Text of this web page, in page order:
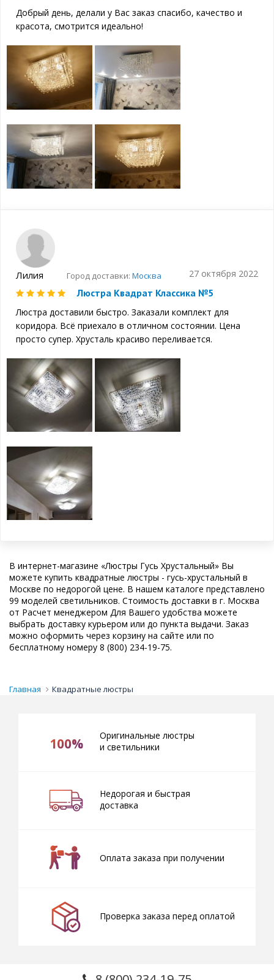
Добрый день, делали у Вас заказ спасибо, качество и
красота, смотрится идеально!
Лилия Город доставки: Москва 27 октября 2022
Люстра Квадрат Классика №5
Люстра доставили быстро. Заказали комплект для
коридора. Всё приехало в отличном состоянии. Цена
просто супер. Хрусталь красиво переливается.
В интернет-магазине «Люстры Гусь Хрустальный» Вы
можете купить квадратные люстры - гусь-хрустальный в
Москве по недорогой цене. В нашем каталоге представлено
99 моделей светильников. Стоимость доставки в г. Москва
от Расчет менеджером Для Вашего удобства можете
выбрать доставку курьером или до пункта выдачи. Заказ
можно оформить через корзину на сайте или по
бесплатному номеру 8 (800) 234-19-75.
Главная Квадратные люстры
100%
Оригинальные люстры
и светильники
Недорогая и быстрая
доставка
Оплата заказа при получении
Проверка заказа перед оплатой